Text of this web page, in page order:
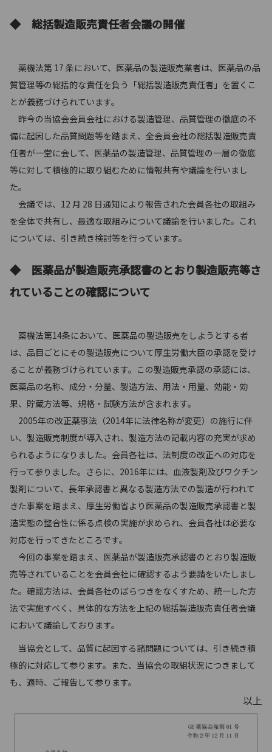
◆ 総括製造販売責任者会議の開催
薬機法第 17 条において、医薬品の製造販売業者は、医薬品の品
質管理等の総括的な責任を負う「総括製造販売責任者」を置くこ
とが義務づけられています。
昨今の当協会会員会社における製造管理、品質管理の徹底の不
備に起因した品質問題等を踏まえ、全会員会社の総括製造販売責
任者が一堂に会して、医薬品の製造管理、品質管理の一層の徹底
等に対して積極的に取り組むために情報共有や議論を行いまし
た。
会議では、12 月 28 日通知により報告された会員各社の取組み
を全体で共有し、最適な取組みについて議論を行いました。これ
については、引き続き検討等を行っています。
◆ 医薬品が製造販売承認書のとおり製造販売等さ
れていることの確認について
薬機法第14条において、医薬品の製造販売をしようとする者
は、品目ごとにその製造販売について厚生労働大臣の承認を受け
ることが義務づけられています。この製造販売承認の承認には、
医薬品の名称、成分・分量、製造方法、用法・用量、効能・効
果、貯蔵方法等、規格・試験方法が含まれます。
2005年の改正薬事法（2014年に法律名称が変更）の施行に伴
い、製造販売制度が導入され、製造方法の記載内容の充実が求め
られるようになりました。会員各社は、法制度の改正への対応を
行って参りました。さらに、2016年には、血液製剤及びワクチン
製剤について、長年承認書と異なる製造方法での製造が行われて
きた事案を踏まえ、厚生労働省より医薬品の製造販売承認書と製
造実態の整合性に係る点検の実施が求められ、会員各社は必要な
対応を行ってきたところです。
今回の事案を踏まえ、医薬品が製造販売承認書のとおり製造販
売等されていることを会員会社に確認するよう要請をいたしまし
た。確認方法は、会員各社のばらつきをなくすため、統一した方
法で実施すべく、具体的な方法を上記の総括製造販売責任者会議
において議論しております。
当協会として、品質に起因する諸問題については、引き続き積
極的に対応して参ります。また、当協会の取組状況につきまして
も、適時、ご報告して参ります。
以上